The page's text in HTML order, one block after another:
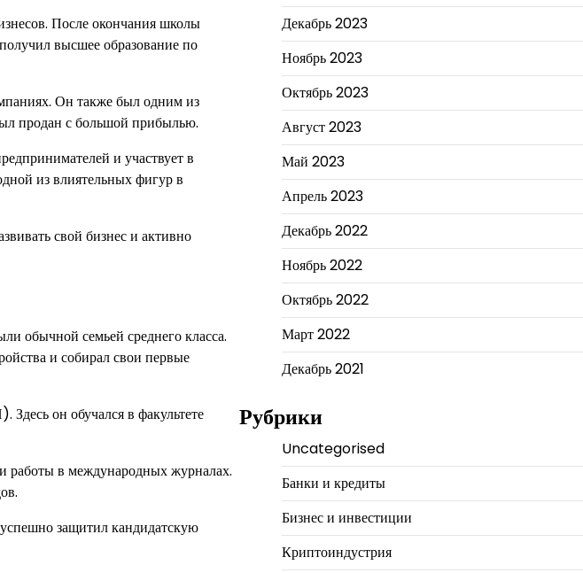
После окончания школы
высшее образование по
Он также был одним из
продан с большой прибылью.
и участвует в
из влиятельных фигур в
свой бизнес и активно
обычной семьей среднего класса.
и собирал свои первые
он обучался в факультете
работы в международных журналах.
защитил кандидатскую
Декабрь 2023
Ноябрь 2023
Октябрь 2023
Август 2023
Май 2023
Апрель 2023
Декабрь 2022
Ноябрь 2022
Октябрь 2022
Март 2022
Декабрь 2021
Рубрики
Uncategorised
Банки и кредиты
Бизнес и инвестиции
Криптоиндустрия